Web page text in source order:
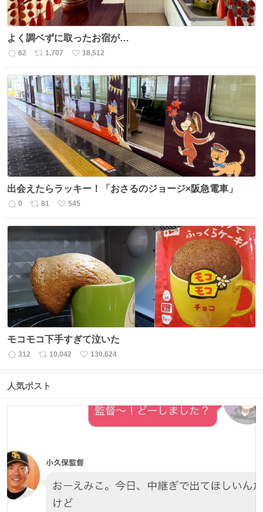
よく調ベずに取ったお宿が…
返
数
62
リ
ス
ト
数
1,707
い
ね
数
18,512
出会えたらラッキー！「おさるのジョージ×阪急電車」
返
0
リ
ス
ト
数
81
い
数
545
モコモコ下手すぎて泣いた
返
数
312
リ
ス
数
10,042
い
130,624
人気ポスト